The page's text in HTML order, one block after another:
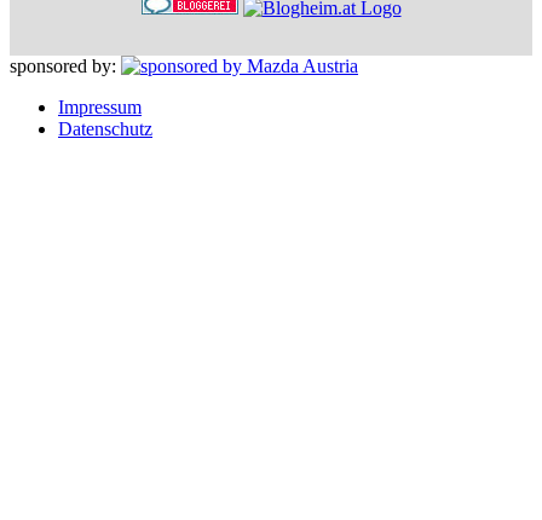
sponsored by:
Impressum
Datenschutz